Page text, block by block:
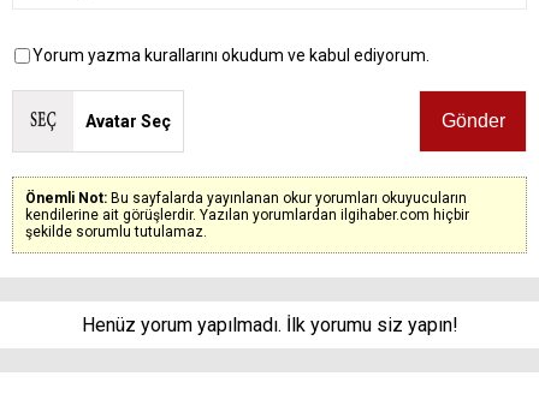
Yorum yazma kurallarını okudum ve kabul ediyorum.
Avatar Seç
Önemli Not: Bu sayfalarda yayınlanan okur yorumları okuyucuların
kendilerine ait görüşlerdir. Yazılan yorumlardan ilgihaber.com hiçbir
şekilde sorumlu tutulamaz.
Henüz yorum yapılmadı. İlk yorumu siz yapın!